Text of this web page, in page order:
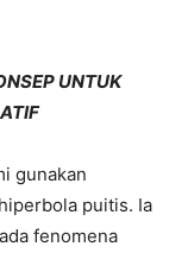
UNTUK
gunakan
puitis. Ia
fenomena